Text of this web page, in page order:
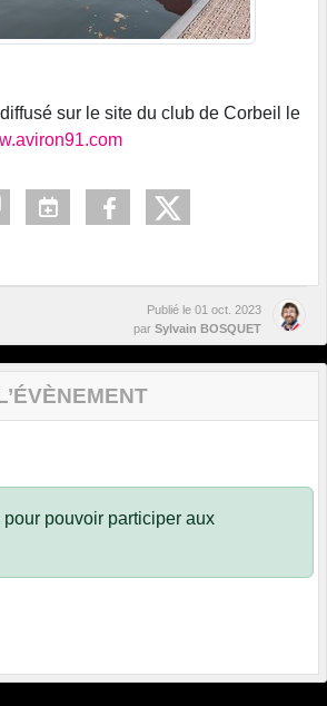
sur le site du club de Corbeil le
Publié le 01 oct. 2023
par Sylvain BOSQUET
pour pouvoir participer aux